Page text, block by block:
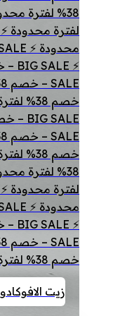
خصم 38% لفترة محدودة ⚡
خصم 38% لفترة محدودة ⚡
زيت الافوكادو 60 مل